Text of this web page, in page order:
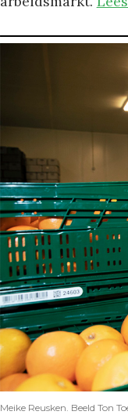
Meike Reusken. Beeld Ton